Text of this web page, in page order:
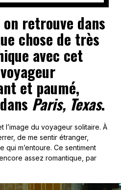
retrouve dans
chose de très
avec cet
et paumé,
Paris, Texas.
l’image du voyageur solitaire. À
de me sentir étranger,
qui m’entoure. Ce sentiment
assez romantique, par